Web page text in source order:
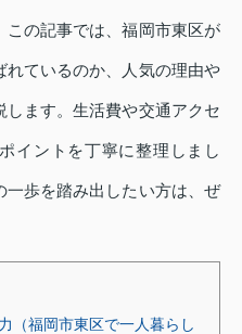
この記事では、福岡市東区が
ているのか、人気の理由や
ます。生活費や交通アクセ
イントを丁寧に整理しまし
歩を踏み出したい方は、ぜ
（福岡市東区で一人暮らし